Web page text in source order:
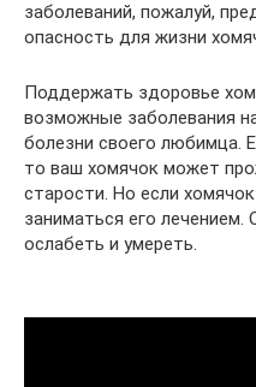
заболеваний, пожалуй,
опасность для жизни
Поддержать здоровье
возможные заболевания
болезни своего любимца.
то ваш хомячок может
старости. Но если
заниматься его
ослабеть и умереть.